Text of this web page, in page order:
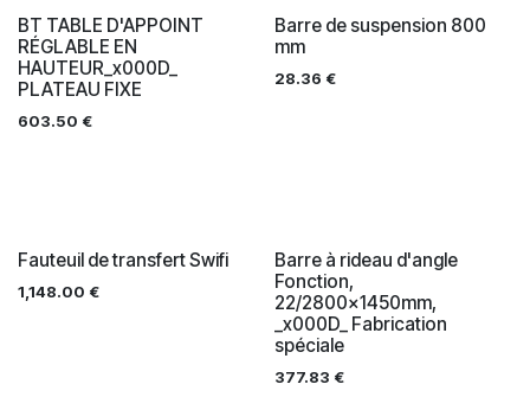
BT TABLE D'APPOINT
RÉGLABLE EN
HAUTEUR_x000D_
PLATEAU FIXE
603.50 €
Barre de suspension 800
mm
28.36 €
Fauteuil de transfert Swifi
1,148.00 €
Barre à rideau d'angle
Fonction,
22/2800x1450mm,
_x000D_ Fabrication
spéciale
377.83 €